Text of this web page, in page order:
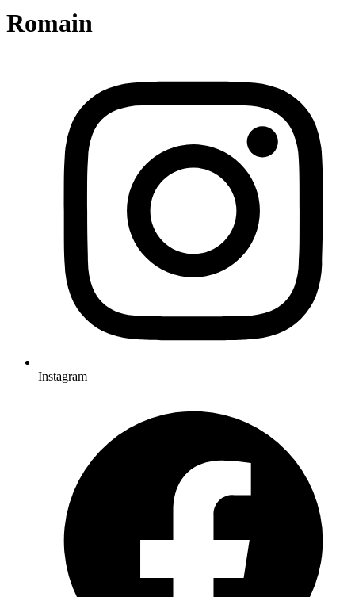
Romain
Instagram